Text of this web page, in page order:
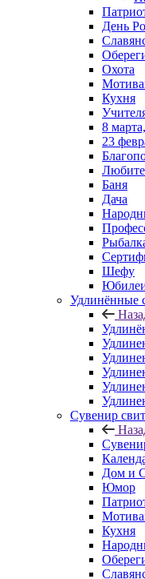
День
Охота
Кухня
8
23
Баня
Дача
Шефу
Удлинённые
Сувенир
Дом и
Юмор
Кухня